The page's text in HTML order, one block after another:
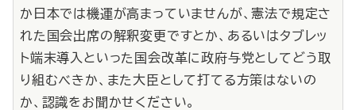
か日本では機運が高まっていませんが、憲法で規定さ
れた国会出席の解釈変更ですとか、あるいはタブレッ
ト端末導入といった国会改革に政府与党としてどう取
り組むべきか、また大臣として打てる方策はないの
か、認識をお聞かせください。